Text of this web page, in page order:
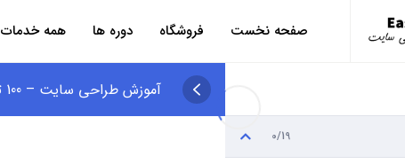
صفحه نخست فروشگاه دوره ها همه خدمات
0/19
آموزش طراحی سایت – 100 تمرین طراحی سایت